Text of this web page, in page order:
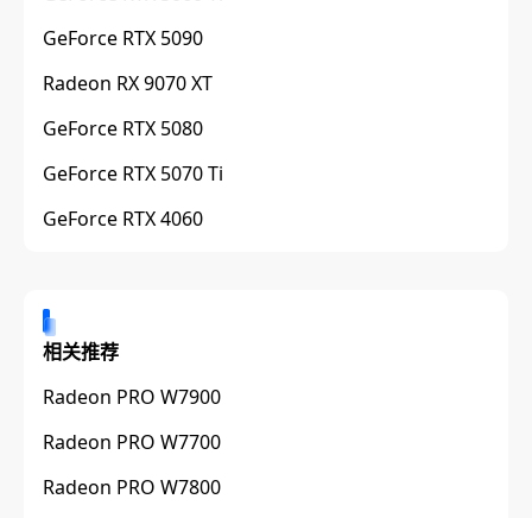
GeForce RTX 5090
Radeon RX 9070 XT
GeForce RTX 5080
GeForce RTX 5070 Ti
GeForce RTX 4060
相关推荐
Radeon PRO W7900
Radeon PRO W7700
Radeon PRO W7800